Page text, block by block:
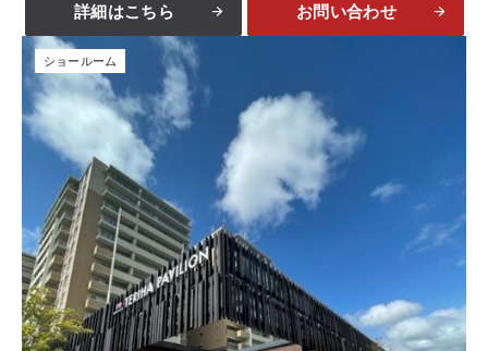
詳細はこちら お問い合わせ
ショールーム